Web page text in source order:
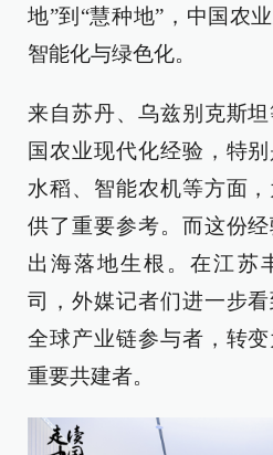
地”到“慧种地”，中国农
智能化与绿色化。
来自苏丹、乌兹别克斯
国农业现代化经验，特
水稻、智能农机等方面
供了重要参考。而这份
出海落地生根。在江苏
司，外媒记者们进一步
全球产业链参与者，转
重要共建者。